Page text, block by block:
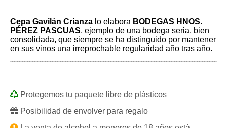
Cepa Gavilán Crianza lo elabora BODEGAS HNOS.
PÉREZ PASCUAS, ejemplo de una bodega seria, bien
consolidada, que siempre se ha distinguido por mantener
en sus vinos una irreprochable regularidad año tras año.
Protegemos tu paquete libre de plásticos
Posibilidad de envolver para regalo